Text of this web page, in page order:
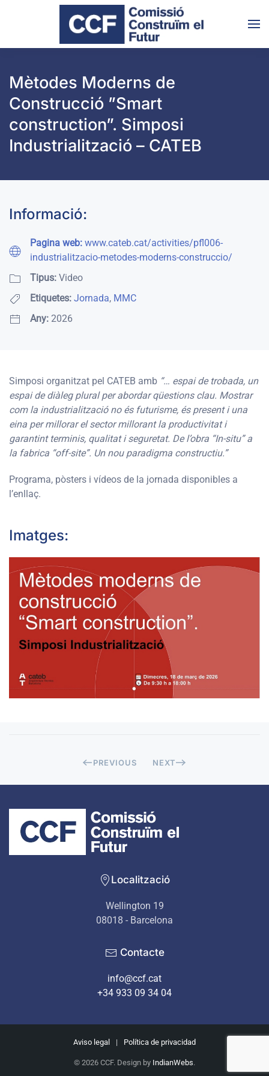
Skip to main content
Mètodes Moderns de
Construcció ”Smart
construction”. Simposi
Industrialització – CATEB
Informació:
Pagina web: www.cateb.cat/activities/pfl006-
industrialitzacio-metodes-moderns-construccio/
Tipus: Video
Etiquetes: Jornada, MMC
Any: 2026
Simposi organitzat pel CATEB amb “… espai de trobada, un
espai de diàleg plural per abordar qüestions clau. Mostrar
com la industrialització no és futurisme, és present i una
eina per millorar el sector millorant la productivitat i
garantint terminis, qualitat i seguretat. De l’obra “In-situ” a
la fabrica “off-site”. Un nou paradigma constructiu.”
Programa, pòsters i vídeos de la jornada disponibles a
l’enllaç.
Imatges:
OBRIR
PREVIOUS NEXT
Localització
Wellington 19
08018 - Barcelona
Contacte
info@ccf.cat
+34 933 09 34 04
Aviso legal | Política de privacidad
© 2026 CCF. Design by IndianWebs.